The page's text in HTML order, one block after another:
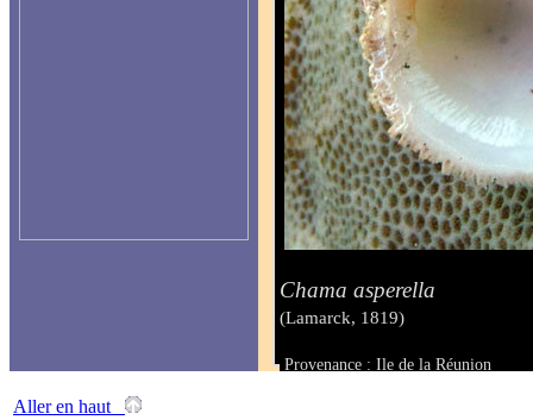
Chama asperella
(Lamarck, 1819)
Provenance : Ile de la Réunion
Aller en haut